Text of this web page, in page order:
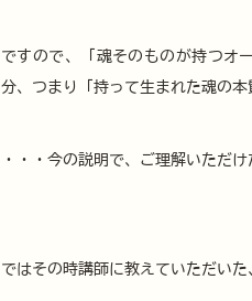
ですので、「魂そのものが持つオ
分、つまり「持って生まれた魂の
・・・今の説明で、ご理解いただ
ではその時講師に教えていただい